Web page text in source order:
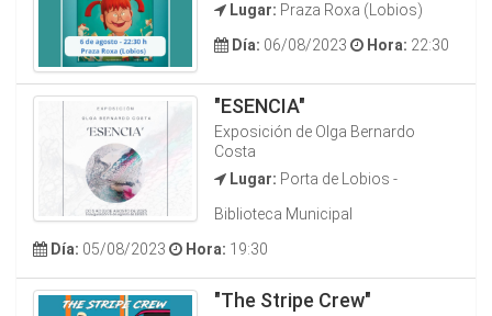
Lugar: Praza Roxa (Lobios)
Día: 06/08/2023 Hora: 22:30
"ESENCIA"
Exposición de Olga Bernardo
Costa
Lugar: Porta de Lobios -
Biblioteca Municipal
Día: 05/08/2023 Hora: 19:30
"The Stripe Crew"